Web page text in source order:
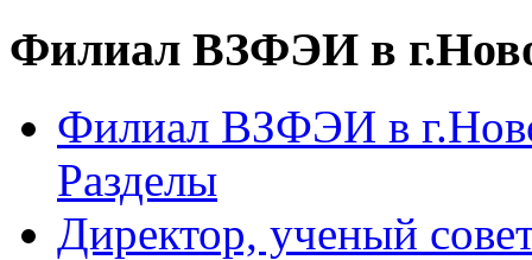
Филиал ВЗФЭИ в
Филиал ВЗФЭИ в
Разделы
Директор, ученый